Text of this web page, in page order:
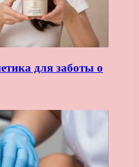
для заботы о